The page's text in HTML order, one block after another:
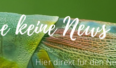
keine
Hier direkt für den